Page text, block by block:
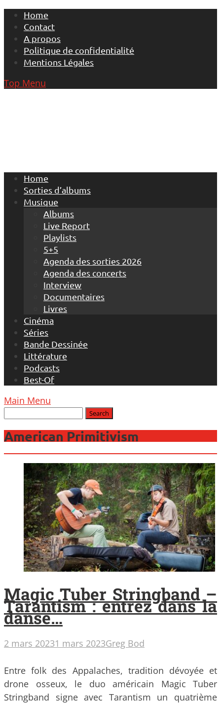
Skip
content
Home
Contact
A propos
Politique de confidentialité
Mentions Légales
Top Menu
Home
Sorties d’albums
Musique
Albums
Live Report
Playlists
5+5
Agenda des sorties 2026
Agenda des concerts
Interview
Documentaires
Livres
Cinéma
Séries
Bande Dessinée
Littérature
Podcasts
Best-Of
Main Menu
American Primitivism
Magic Tuber Stringband –
Tarantism : entrez dans la
danse…
2 mars 20231 mars 2023Greg Bod
Entre folk des Appalaches, tradition dévoyée et
drone osseux, le duo américain Magic Tuber
Stringband signe avec Tarantism un quatrième